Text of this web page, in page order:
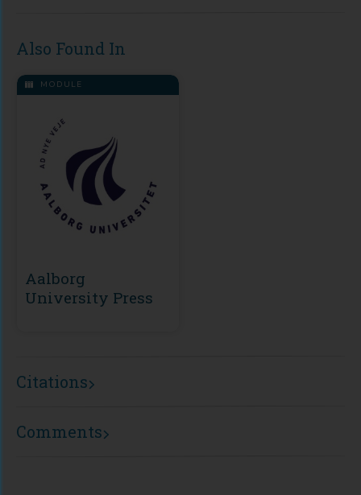
Also Found In
MODULE
Aalborg
University Press
Citations
Comments